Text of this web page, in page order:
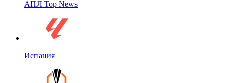
АПЛ Top News
Испания